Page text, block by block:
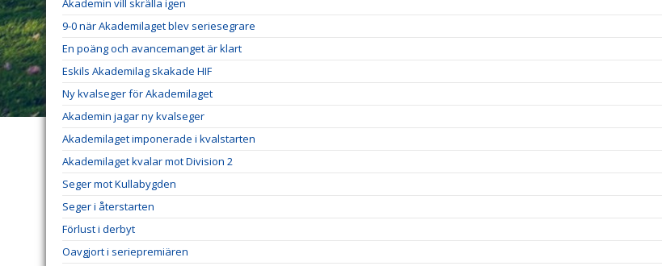
Akademin vill skrälla igen
9-0 när Akademilaget blev seriesegrare
En poäng och avancemanget är klart
Eskils Akademilag skakade HIF
Ny kvalseger för Akademilaget
Akademin jagar ny kvalseger
Akademilaget imponerade i kvalstarten
Akademilaget kvalar mot Division 2
Seger mot Kullabygden
Seger i återstarten
Förlust i derbyt
Oavgjort i seriepremiären